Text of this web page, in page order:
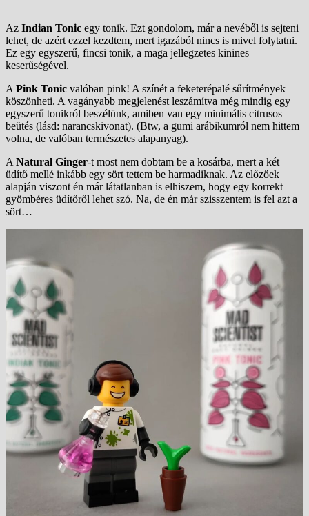
Az Indian Tonic egy tonik. Ezt gondolom, már a nevéből is sejteni
lehet, de azért ezzel kezdtem, mert igazából nincs is mivel folytatni.
Ez egy egyszerű, fincsi tonik, a maga jellegzetes kinines
keserűségével.
A Pink Tonic valóban pink! A színét a feketerépalé sűrítmények
köszönheti. A vagányabb megjelenést leszámítva még mindig egy
egyszerű tonikról beszélünk, amiben van egy minimális citrusos
beütés (lásd: narancskivonat). (Btw, a gumi arábikumról nem hittem
volna, de valóban természetes alapanyag).
A Natural Ginger-t most nem dobtam be a kosárba, mert a két
üdítő mellé inkább egy sört tettem be harmadiknak. Az előzőek
alapján viszont én már látatlanban is elhiszem, hogy egy korrekt
gyömbéres üdítőről lehet szó. Na, de én már szisszentem is fel azt a
sört…